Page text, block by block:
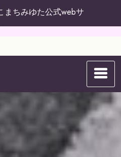
ちみゆた公式webサ
こまちみゆたの
WEBサイト